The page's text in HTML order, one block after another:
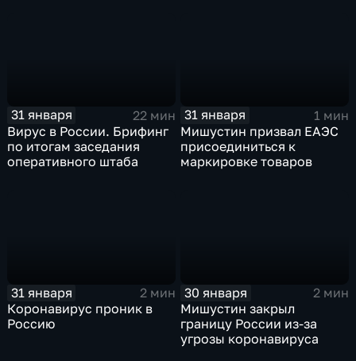
31 января
22 мин
Вирус в России. Брифинг
по итогам заседания
оперативного штаба
31 января
1 мин
Мишустин призвал ЕАЭС
присоединиться к
маркировке товаров
31 января
2 мин
Коронавирус проник в
Россию
30 января
2 мин
Мишустин закрыл
границу России из-за
угрозы коронавируса